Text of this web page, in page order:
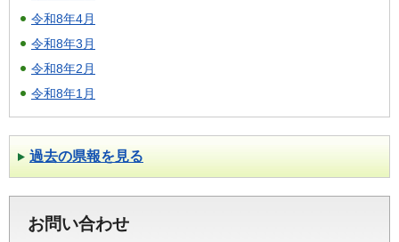
令和8年4月
令和8年3月
令和8年2月
令和8年1月
過去の県報を見る
お問い合わせ